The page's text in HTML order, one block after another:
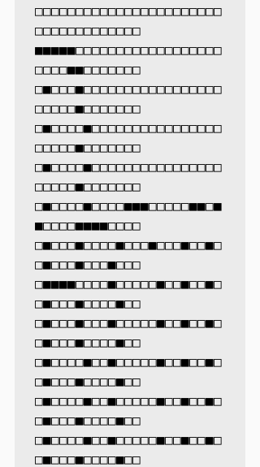
□□□□□□□□□□□□□□□□□□□□□□□
□□□□□□□□□□□□□
■■■■■□□□□□□□□□□□□□□□□□□
□□□□■■□□□□□□□
□■□□□■□□□□□□□□□□□□□□□□□
□□□□□■□□□□□□□
□■□□□□■□□□□□□□□□□□□□□□□
□□□□□■□□□□□□□
□■□□□□■□□□□□□□□□□□□□□□□
□□□□□■□□□□□□□
□■□□□□■□□□□■■■□□□□□■■□■
■□□□□■■■■□□□□
□■□□□■□□□□■□□□■□□□■□□■□
□■□□□■□□□■□□□
□■■■■□□□□■□□□□□■□□■□□■□
□■□□□■□□□□■□□
□■□□□■□□□■□□□□□■□□■□□■□
□■□□□■□□□□■□□
□■□□□□■□□■□□□□□■□□■□□■□
□■□□□■□□□□■□□
□■□□□□■□□■□□□□□■□□■□□■□
□■□□□■□□□□■□□
□■□□□□■□□■□□□□□■□□■□□■□
□■□□□■□□□□■□□